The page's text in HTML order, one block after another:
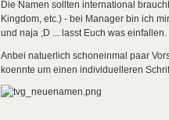
Die Namen sollten international
Kingdom, etc.) - bei Manager bin ich
und naja ;D ... lasst Euch was einfallen.
Anbei natuerlich schoneinmal paar
koennte um einen individuelleren